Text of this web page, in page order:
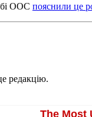
ООС пояснили це
редакцію.